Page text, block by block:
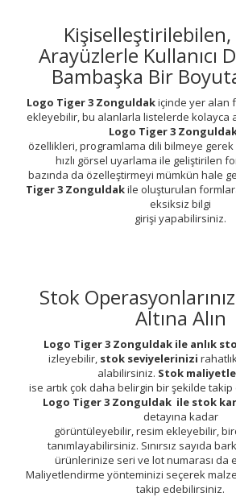
Arayüzlerle Kullanıcı
Bambaşka Bir
Logo Tiger 3 Zonguldakiçinde yer alan
ekleyebilir, bu alanlarla listelerde kolayca
Logo Tiger 3
özellikleri, programlama dili bilmeye
hızlı görsel uyarlama ile geliştirilen
bazında da özelleştirmeyi mümkün hale
Tiger 3 Zonguldakile oluşturulan
eksiksiz bilgi
girişi yapabilirsiniz.
Stok
Altına Alın
Logo Tiger 3 Zonguldak ile anlık
izleyebilir, stok seviyelerinizi
alabilirsiniz. Stok
ise artık çok daha belirgin bir şekilde takip
Logo Tiger 3 Zonguldak ile stok
detayına kadar
görüntüleyebilir, resim ekleyebilir,
tanımlayabilirsiniz. Sınırsız sayıda
ürünlerinize seri ve lot numarası da
Maliyetlendirme yönteminizi seçerek
takip edebilirsiniz.